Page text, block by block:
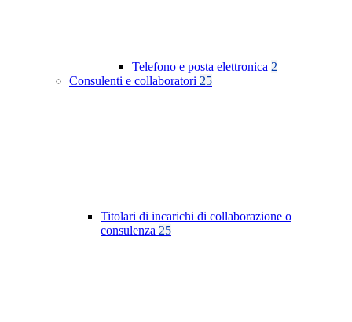
Telefono e posta elettronica 2
Consulenti e collaboratori 25
Titolari di incarichi di collaborazione o
consulenza 25